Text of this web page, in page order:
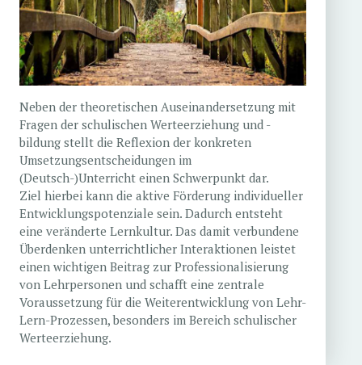
Neben der theoretischen Auseinandersetzung mit
Fragen der schulischen Werteerziehung und -
bildung stellt die Reflexion der konkreten
Umsetzungsentscheidungen im
(Deutsch-)Unterricht einen Schwerpunkt dar.
Ziel hierbei kann die aktive Förderung individueller
Entwicklungspotenziale sein. Dadurch entsteht
eine veränderte Lernkultur. Das damit verbundene
Überdenken unterrichtlicher Interaktionen leistet
einen wichtigen Beitrag zur Professionalisierung
von Lehrpersonen und schafft eine zentrale
Voraussetzung für die Weiterentwicklung von Lehr-
Lern-Prozessen, besonders im Bereich schulischer
Werteerziehung.